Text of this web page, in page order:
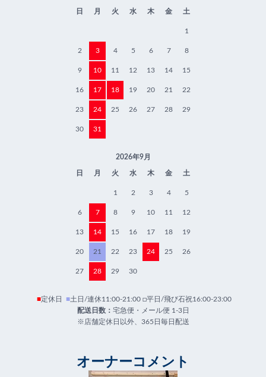
日 月 火 水 木 金 土
1
2 3 4 5 6 7 8
9 10 11 12 13 14 15
16 17 18 19 20 21 22
23 24 25 26 27 28 29
30 31
2026年9月
日 月 火 水 木 金 土
1 2 3 4 5
6 7 8 9 10 11 12
13 14 15 16 17 18 19
20 21 22 23 24 25 26
27 28 29 30
■定休日 ■土日/連休11:00-21:00 □平日/飛び石祝16:00-23:00
配送日数： 宅急便・メール便 1-3日
※店舗定休日以外、365日毎日配送
オーナーコメント